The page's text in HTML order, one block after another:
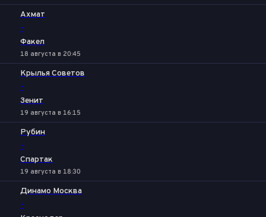
Ахмат
-
Факел
18 августа в 20:45
Крылья Советов
-
Зенит
19 августа в 16:15
Рубин
-
Спартак
19 августа в 18:30
Динамо Москва
-